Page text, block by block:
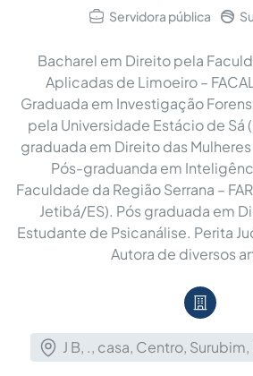
Servidora pública
Bacharel em Direito pela
Aplicadas de Limoeiro –
Graduada em Investigação
pela Universidade Estácio de Sá
graduada em Direito das
Pós-graduanda em
Faculdade da Região Serrana –
Jetibá/ES). Pós graduada em
Estudante de Psicanálise. Perita
Autora de diversos
J B, ., casa, Centro,